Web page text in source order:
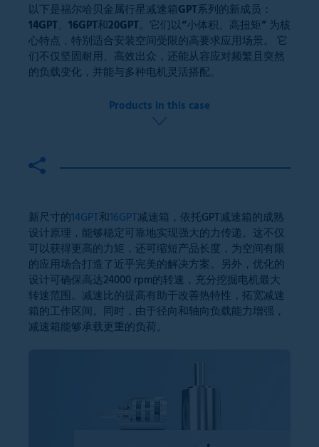
以下是福尔哈贝金属行星减速箱GPT系列的新成员：
14GPT、16GPT和20GPT。它们以“小体积、高扭矩” 为核
心特点，特别适合安装空间受限的高要求应用场景。 它
们不仅坚固耐用、高效出众，还能从容应对频繁且突然
的负载变化，并能与多种电机灵活搭配。
Products in this case
新尺寸的14GPT和16GPT减速箱，依托GPT减速箱的成熟
设计原理，能够稳定可靠地实现强大的力传递。这不仅
可以获得更高的力矩，还可缩短产品长度，为空间有限
的应用场合打造了近乎完美的解决方案。另外，优化的
设计可确保高达24000 rpm的转速，充分挖掘电机最大
转速范围。减速比的提高有助于改善热特性，拓宽减速
箱的工作区间。同时，由于径向和轴向负载能力增强，
减速箱能够承载更重的负荷。